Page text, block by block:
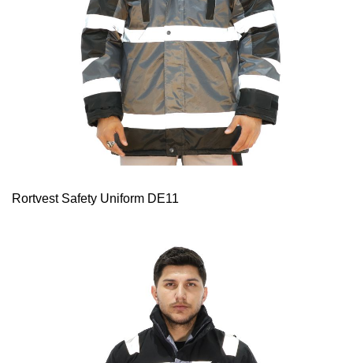
Rortvest Safety Uniform DE11